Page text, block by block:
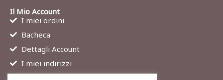
Il Mio Account
I miei ordini
Bacheca
Dettagli Account
I miei indirizzi